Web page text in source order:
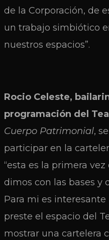
de la Corporación, de
un trabajo simbiótico
nuestros espacios”.
Rocio Celeste,
programación del
Cuerpo Patrimonial,
participar en la
“esta es la primera
dimos con las bases y
Para mi es
preste el espacio del
mostrar una cartelera